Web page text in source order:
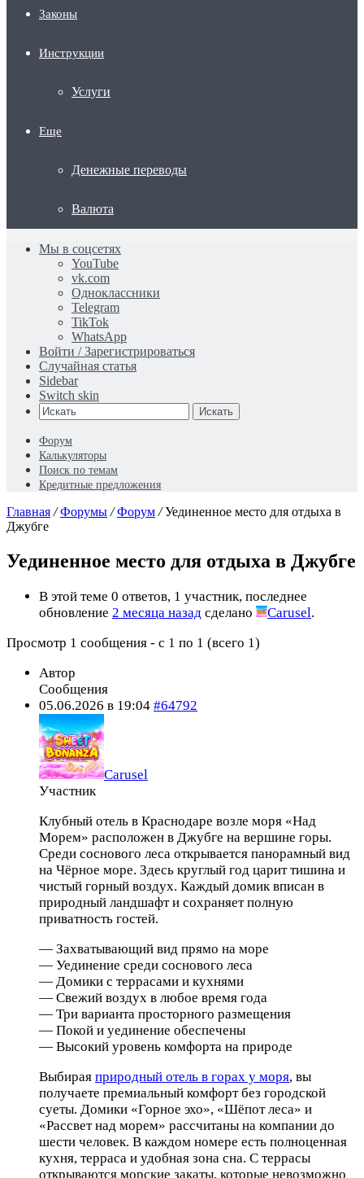
Законы
Инструкции
Услуги
Еще
Денежные переводы
Валюта
Мы в соцсетях
YouTube
vk.com
Одноклассники
Telegram
TikTok
WhatsApp
Войти / Зарегистрироваться
Случайная статья
Sidebar
Switch skin
Искать
Форум
Калькуляторы
Поиск по темам
Кредитные предложения
Главная / Форумы / Форум / Уединенное место для отдыха в
Джубге
Уединенное место для отдыха в Джубге
В этой теме 0 ответов, 1 участник, последнее
обновление 2 месяца назад сделано Carusel.
Просмотр 1 сообщения - с 1 по 1 (всего 1)
Автор
Сообщения
05.06.2026 в 19:04 #64792
Carusel
Участник
Клубный отель в Краснодаре возле моря «Над
Морем» расположен в Джубге на вершине горы.
Среди соснового леса открывается панорамный вид
на Чёрное море. Здесь круглый год царит тишина и
чистый горный воздух. Каждый домик вписан в
природный ландшафт и сохраняет полную
приватность гостей.
— Захватывающий вид прямо на море
— Уединение среди соснового леса
— Домики с террасами и кухнями
— Свежий воздух в любое время года
— Три варианта просторного размещения
— Покой и уединение обеспечены
— Высокий уровень комфорта на природе
Выбирая природный отель в горах у моря, вы
получаете премиальный комфорт без городской
суеты. Домики «Горное эхо», «Шёпот леса» и
«Рассвет над морем» рассчитаны на компании до
шести человек. В каждом номере есть полноценная
кухня, терраса и удобная зона сна. С террасы
открываются морские закаты, которые невозможно